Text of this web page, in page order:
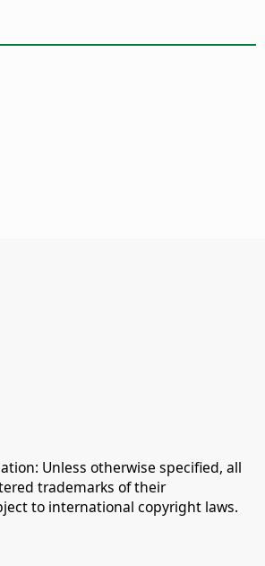
Unless otherwise specified, all
trademarks of their
to international copyright laws.